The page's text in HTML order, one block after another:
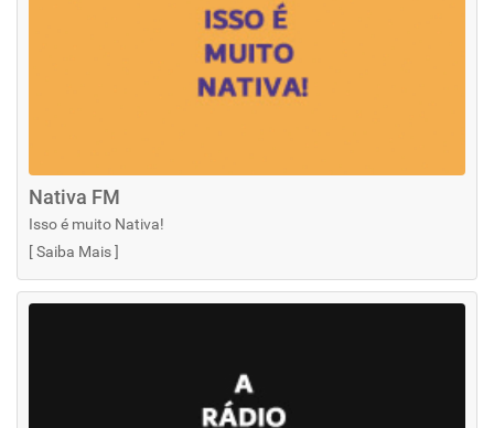
Nativa FM
Isso é muito Nativa!
[Saiba Mais]